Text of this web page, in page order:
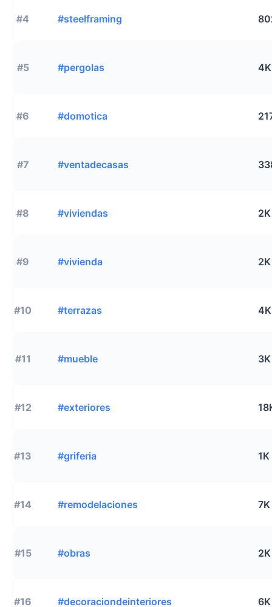
#4 #steelframing
#5 #pergolas 4K
#6 #domotica
#7 #ventadecasas
#8 #viviendas 2K
#9 #vivienda 2K
#10 #terrazas 4K
#11 #mueble 3K
#12 #exteriores
#13 #griferia 1K
#14 #remodelaciones 7K
#15 #obras 2K
#16 #decoraciondeinteriores 6K